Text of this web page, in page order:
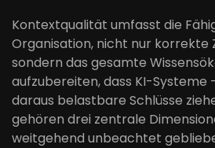
Kontextqualität umfasst die
Organisation, nicht nur korrekte
sondern das gesamte
aufzubereiten, dass KI-Systeme
daraus belastbare Schlüsse
gehören drei zentrale
weitgehend unbeachtet